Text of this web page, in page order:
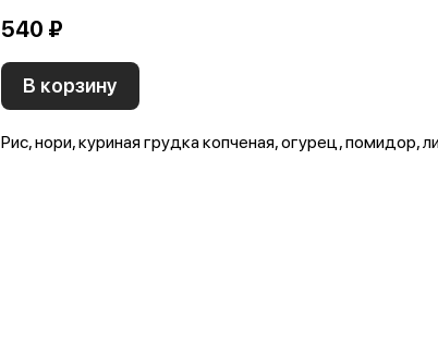
540 ₽
В корзину
Рис, нори, куриная грудка копченая, огурец, помидор,